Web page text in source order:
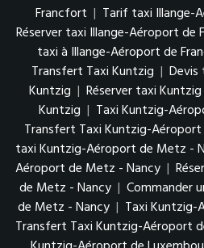
Francfort | Tarif taxi Illange-
Réserver taxi Illange-Aéroport de
taxi à Illange-Aéroport de
Transfert Taxi Kuntzig |
Kuntzig | Réserver taxi Kuntzig
Kuntzig | Taxi Kuntzig-
Transfert Taxi Kuntzig-
taxi Kuntzig-Aéroport de Metz -
Aéroport de Metz - Nancy |
de Metz - Nancy | Commander
de Metz - Nancy | Taxi Kuntzig-
Transfert Taxi Kuntzig-Aéroport